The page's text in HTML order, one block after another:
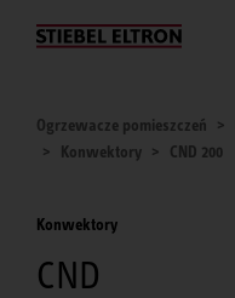
O nas
Ogrzewacze pomieszczeń
Konwektory
CND 200
Konwektory
CND